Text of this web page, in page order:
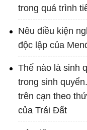
trong quá trình
Nêu điều kiện
độc lập của
Thế nào là sinh
trong sinh
trên cạn theo
của Trái Đất